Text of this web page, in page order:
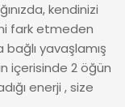
kendinizi
fark etmeden
yavaşlamış
içerisinde 2 öğün
enerji , size